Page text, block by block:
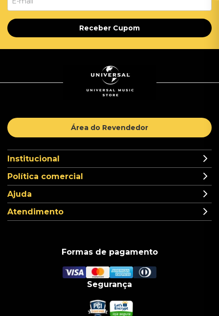
Receber Cupom
Área do Revendedor
Institucional
Política comercial
Ajuda
Atendimento
Formas de pagamento
Segurança